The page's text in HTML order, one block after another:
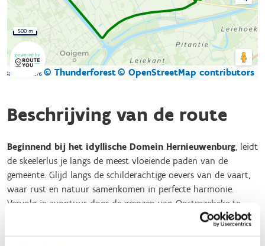
Kaartgegevens © Thunderforest© OpenStreetMap contributors
500 m
Beschrijving van de route
Beginnend bij het idyllische Domein Hernieuwenburg, leidt
de skeelerlus je langs de meest vloeiende paden van de
gemeente. Glijd langs de schilderachtige oevers van de vaart,
waar rust en natuur samenkomen in perfecte harmonie.
Vervolg je avontuur door de grenzen van Oostrozebeke te
doorkruisen, waardoor je toegang krijgt tot het uitgestrekte